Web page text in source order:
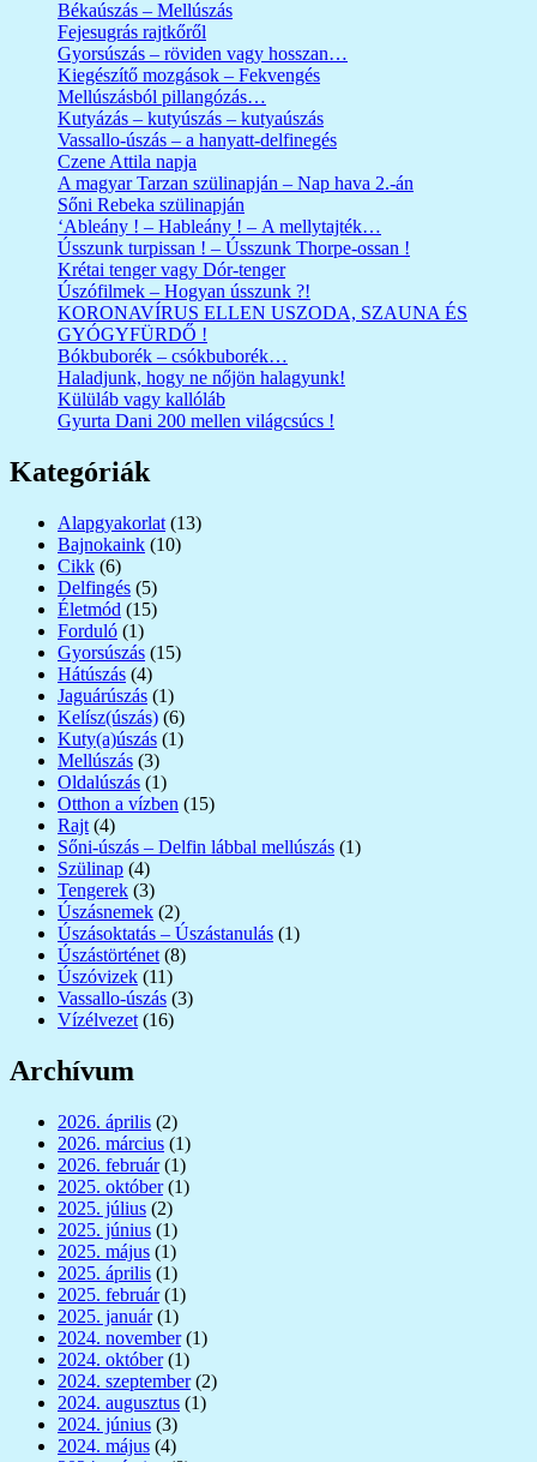
Békaúszás – Mellúszás
Fejesugrás rajtkőről
Gyorsúszás – röviden vagy hosszan…
Kiegészítő mozgások – Fekvengés
Mellúszásból pillangózás…
Kutyázás – kutyúszás – kutyaúszás
Vassallo-úszás – a hanyatt-delfinegés
Czene Attila napja
A magyar Tarzan szülinapján – Nap hava 2.-án
Sőni Rebeka szülinapján
‘Ableány ! – Hableány ! – A mellytajték…
Ússzunk turpissan ! – Ússzunk Thorpe-ossan !
Krétai tenger vagy Dór-tenger
Úszófilmek – Hogyan ússzunk ?!
KORONAVÍRUS ELLEN USZODA, SZAUNA ÉS
GYÓGYFÜRDŐ !
Bókbuborék – csókbuborék…
Haladjunk, hogy ne nőjön halagyunk!
Külüláb vagy kallóláb
Gyurta Dani 200 mellen világcsúcs !
Kategóriák
Alapgyakorlat (13)
Bajnokaink (10)
Cikk (6)
Delfingés (5)
Életmód (15)
Forduló (1)
Gyorsúszás (15)
Hátúszás (4)
Jaguárúszás (1)
Kelísz(úszás) (6)
Kuty(a)úszás (1)
Mellúszás (3)
Oldalúszás (1)
Otthon a vízben (15)
Rajt (4)
Sőni-úszás – Delfin lábbal mellúszás (1)
Szülinap (4)
Tengerek (3)
Úszásnemek (2)
Úszásoktatás – Úszástanulás (1)
Úszástörténet (8)
Úszóvizek (11)
Vassallo-úszás (3)
Vízélvezet (16)
Archívum
2026. április (2)
2026. március (1)
2026. február(1)
2025. október(1)
2025. július (2)
2025. június (1)
2025. május (1)
2025. április (1)
2025. február(1)
2025. január(1)
2024. november(1)
2024. október(1)
2024. szeptember(2)
2024. augusztus (1)
2024. június (3)
2024. május (4)